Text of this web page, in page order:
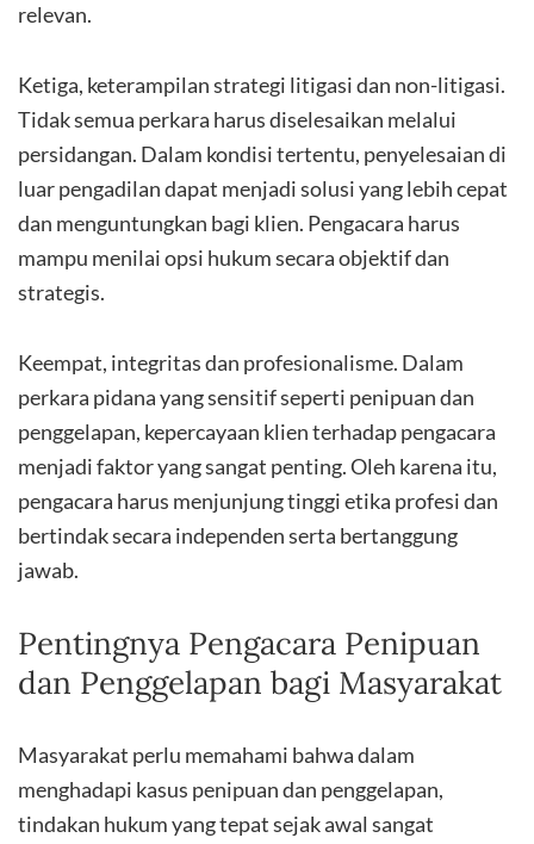
relevan.
Ketiga, keterampilan strategi litigasi dan non-litigasi.
Tidak semua perkara harus diselesaikan melalui
persidangan. Dalam kondisi tertentu, penyelesaian di
luar pengadilan dapat menjadi solusi yang lebih cepat
dan menguntungkan bagi klien. Pengacara harus
mampu menilai opsi hukum secara objektif dan
strategis.
Keempat, integritas dan profesionalisme. Dalam
perkara pidana yang sensitif seperti penipuan dan
penggelapan, kepercayaan klien terhadap pengacara
menjadi faktor yang sangat penting. Oleh karena itu,
pengacara harus menjunjung tinggi etika profesi dan
bertindak secara independen serta bertanggung
jawab.
Pentingnya Pengacara Penipuan
dan Penggelapan bagi Masyarakat
Masyarakat perlu memahami bahwa dalam
menghadapi kasus penipuan dan penggelapan,
tindakan hukum yang tepat sejak awal sangat